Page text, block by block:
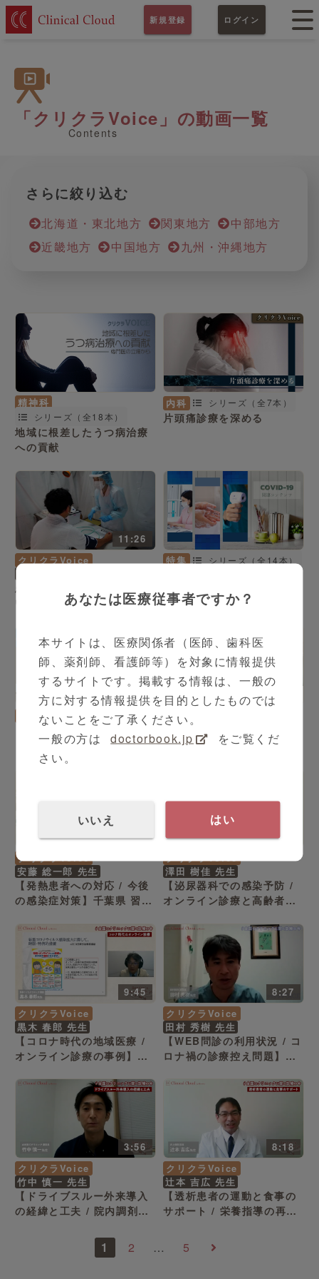
新規登録 ログイン
「クリクラVoice」の動画一覧
Contents
さらに絞り込む
北海道・東北地方 関東地方
中部地方
近畿地方
中国地方 九州・沖縄地方
精神科
シリーズ（全18本）
地域に根差したうつ病治療
への貢献
内科 シリーズ（全7本）
片頭痛診療を深める
11:26
クリクラVoice
いしおか医院の感染防止対
特集 シリーズ（全14本）
シリーズ（全2本）
「東日本大震災 あの日とい
ま -大槌おおのクリニッ
ク-」
特集
東日本大震災 あの日といま
-南浜中央病院-
3:58
クリクラVoice
安藤 総一郎 先生
【発熱患者への対応 / 今後
の感染症対策】千葉県 習志
7:32
クリクラVoice
澤田 樹佳 先生
【泌尿器科での感染予防 /
オンライン診療と高齢者】
生
9:45
クリクラVoice
黒木 春郎 先生
【コロナ時代の地域医療 /
オンライン診療の事例】千
生
8:27
クリクラVoice
田村 秀樹 先生
【WEB問診の利用状況 / コ
ロナ禍の診療控え問題】東
生
3:56
クリクラVoice
竹中 慎一 先生
【ドライブスルー外来導入
の経緯と工夫 / 院内調剤の
8:18
クリクラVoice
辻本 吉広 先生
【透析患者の運動と食事の
サポート / 栄養指導の再開
田市 辻󠄀本 吉広 先生
1 2 … 5
あなたは医療従事者ですか？
本サイトは、医療関係者（医師、歯科医
師、薬剤師、看護師等）を対象に情報提供
するサイトです。掲載する情報は、一般の
方に対する情報提供を目的としたものでは
ないことをご了承ください。
一般の方は
doctorbook.jp
をご覧くだ
さい。
いいえ はい